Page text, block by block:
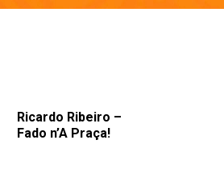
Ricardo Ribeiro –
Fado n’A Praça!